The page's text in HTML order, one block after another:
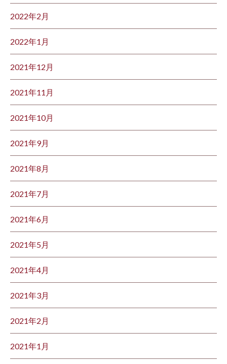
2022年2月
2022年1月
2021年12月
2021年11月
2021年10月
2021年9月
2021年8月
2021年7月
2021年6月
2021年5月
2021年4月
2021年3月
2021年2月
2021年1月